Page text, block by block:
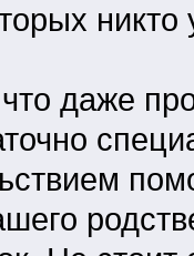
никто
даже